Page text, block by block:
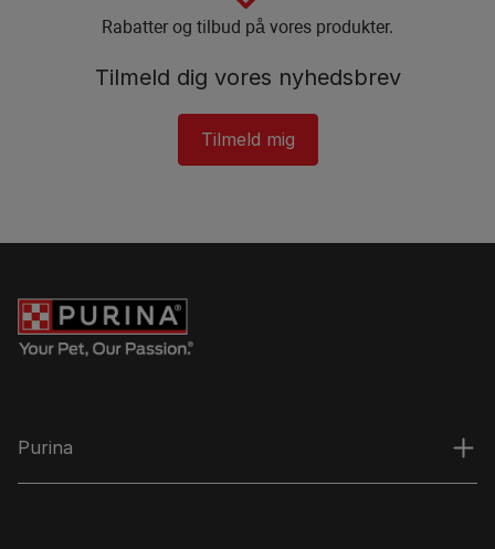
Rabatter og tilbud på vores produkter.​
Tilmeld dig vores nyhedsbrev​
Tilmeld mig​
Purina